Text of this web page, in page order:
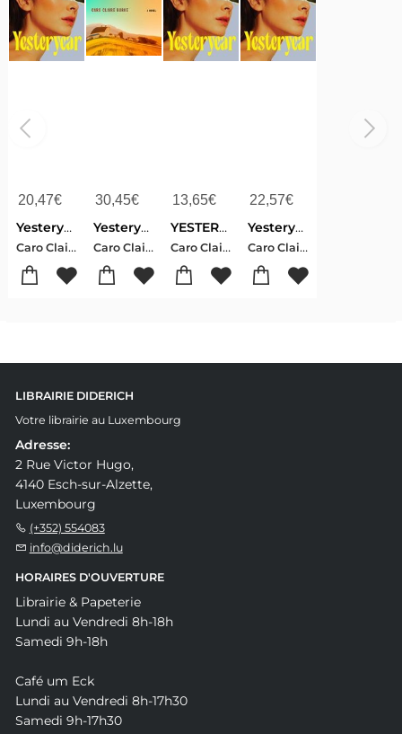
20,47€
Yesteryear
Caro Claire , Burke
30,45€
Yesteryear: A GMA Book Club Pick
Caro Claire , Burke
13,65€
YESTERYEAR PB
Caro Claire , Burke
22,57€
Yesteryear
Caro Claire , Burke
LIBRAIRIE DIDERICH
Votre librairie au Luxembourg
Adresse:
2 Rue Victor Hugo,
4140 Esch-sur-Alzette,
Luxembourg
(+352) 554083
info@diderich.lu
HORAIRES D'OUVERTURE
Librairie & Papeterie
Lundi au Vendredi 8h-18h
Samedi 9h-18h
Café um Eck
Lundi au Vendredi 8h-17h30
Samedi 9h-17h30